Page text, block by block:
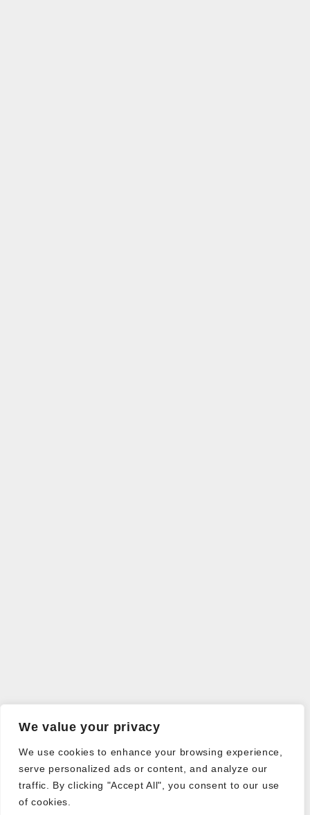
We value your privacy
We use cookies to enhance your browsing experience,
serve personalized ads or content, and analyze our
traffic. By clicking "Accept All", you consent to our use
of cookies.